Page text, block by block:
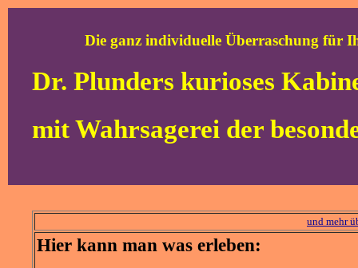
Die ganz individuelle Überraschung für
Dr. Plunders kurioses
mit Wahrsagerei der
und mehr
Hier kann man was erleben: